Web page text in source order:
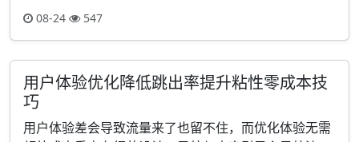
08-24 547
用户体验优化降低跳出率提升粘性零成本技
巧
用户体验差会导致流量来了也留不住，而优化体验无需